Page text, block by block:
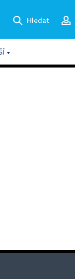
Hledat